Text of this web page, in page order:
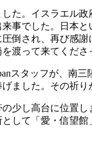
た。イスラエル
事でした。日本と
倒され、再び感
渡って来てくださ
スタッフが、南
ました。その祈
少し高台に位置
して「愛・信望